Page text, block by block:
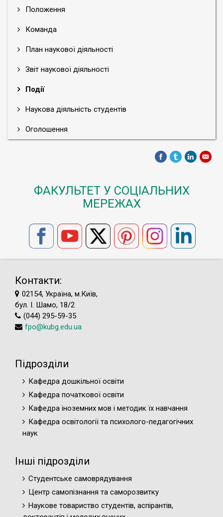
Положення
Команда
План наукової діяльності
Звіт наукової діяльності
Події
Наукова діяльність студентів
Оголошення
ФАКУЛЬТЕТ У СОЦІАЛЬНИХ
МЕРЕЖАХ
Контакти:
02154, Україна, м.Київ,
бул. І. Шамо, 18/2
(044) 295-59-35
fpo@kubg.edu.ua
Підрозділи
Кафедра дошкільної освіти
Кафедра початкової освіти
Кафедра іноземних мов і методик їх навчання
Кафедра освітології та психолого-педагогічних
наук
Інші підрозділи
Студентське самоврядування
Центр самопізнання та саморозвитку
Наукове товариство студентів, аспірантів,